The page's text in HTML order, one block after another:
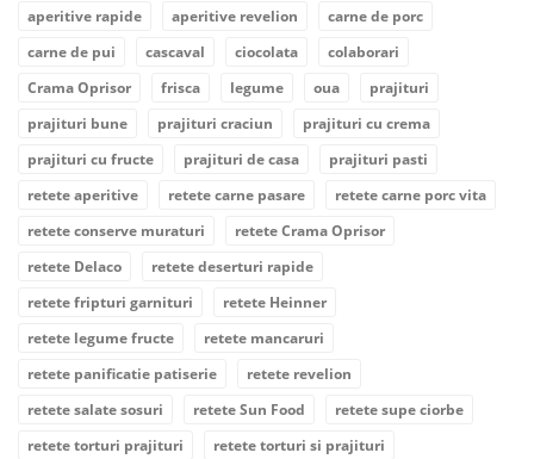
aperitive rapide
aperitive revelion
carne de porc
carne de pui
cascaval ciocolata
colaborari
Crama Oprisor
frisca legume oua
prajituri
prajituri bune
prajituri craciun
prajituri cu crema
prajituri cu fructe
prajituri de casa
prajituri pasti
retete aperitive
retete carne pasare
retete carne porc vita
retete conserve muraturi
retete Crama Oprisor
retete Delaco
retete deserturi rapide
retete fripturi garnituri
retete Heinner
retete legume fructe
retete mancaruri
retete panificatie patiserie
retete revelion
retete salate sosuri
retete Sun Food
retete supe ciorbe
retete torturi prajituri
retete torturi si prajituri